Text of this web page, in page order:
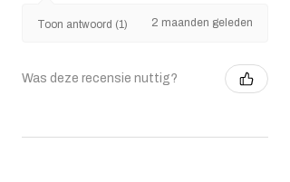
Toon antwoord (1) 2 maanden geleden
Was deze recensie nuttig?